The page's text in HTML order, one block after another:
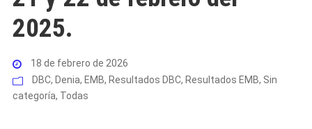
2025.
18 de febrero de 2026
DBC, Denia, EMB, Resultados DBC, Resultados EMB, Sin
categoría, Todas